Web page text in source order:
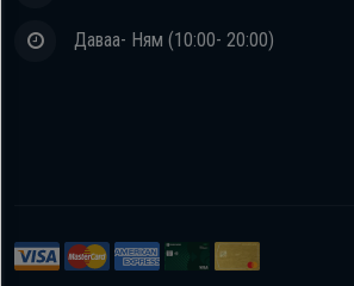
Даваа- Ням (10:00- 20:00)